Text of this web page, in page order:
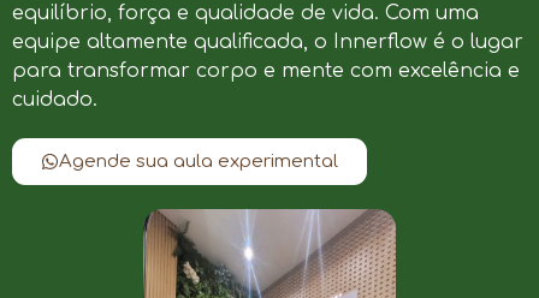
equilíbrio, força e qualidade de vida. Com uma
equipe altamente qualificada, o Innerflow é o lugar
para transformar corpo e mente com excelência e
cuidado.
Agende sua aula experimental